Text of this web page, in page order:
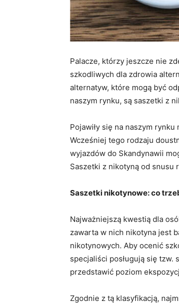
Palacze, którzy jeszcze nie
szkodliwych dla zdrowia
alternatyw, które mogą być
naszym rynku, są saszetki z
Pojawiły się na naszym
Wcześniej tego rodzaju
wyjazdów do Skandynawii
Saszetki z nikotyną od snusu
Saszetki nikotynowe: co
Najważniejszą kwestią dla
zawarta w nich nikotyna jest
nikotynowych. Aby ocenić
specjaliści posługują się tzw.
przedstawić poziom
Zgodnie z tą klasyfikacją,